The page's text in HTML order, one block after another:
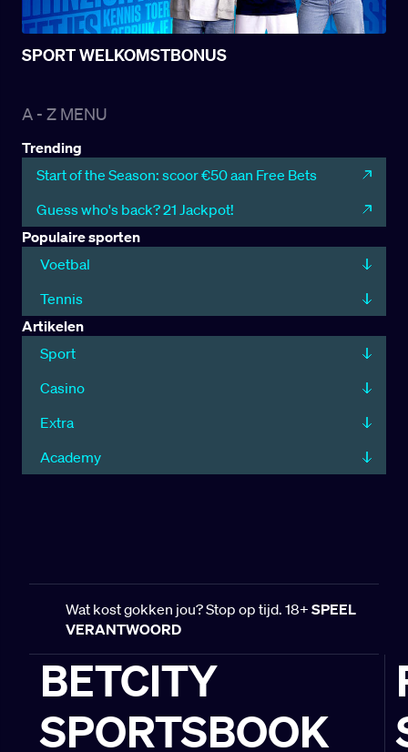
A - Z MENU
Trending
Start of the Season: scoor €50 aan Free Bets
Guess who's back? 21 Jackpot!
Populaire sporten
Voetbal
Tennis
Artikelen
Sport
Casino
Extra
Academy
SPORT WELKOMSTBONUS
Wat kost gokken jou? Stop op tijd. 18+ SPEEL
VERANTWOORD
BETCITY
SPORTSBOOK